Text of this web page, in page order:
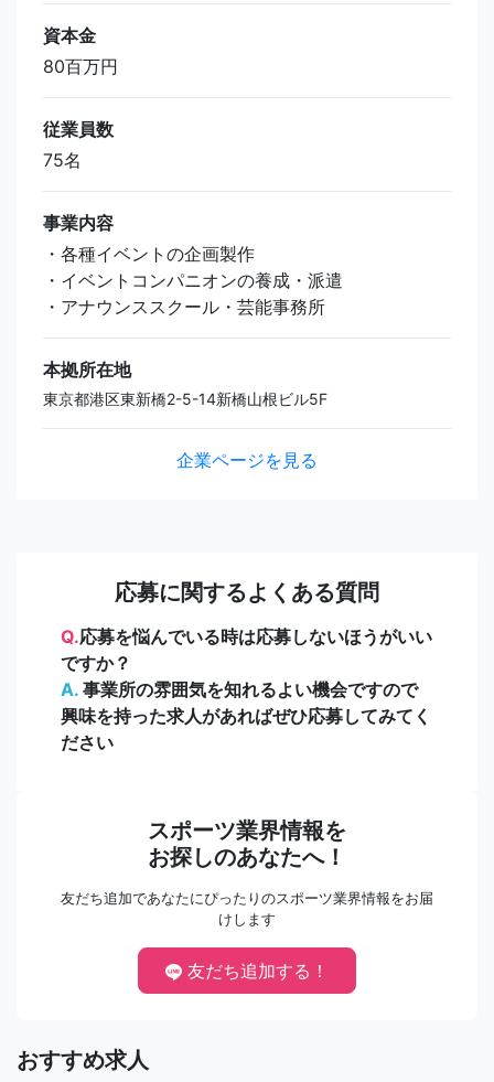
資本金
80百万円
従業員数
75名
事業内容
・各種イベントの企画製作
・イベントコンパニオンの養成・派遣
・アナウンススクール・芸能事務所
本拠所在地
東京都港区東新橋2-5-14新橋山根ビル5F
企業ページを見る
応募に関するよくある質問
Q.応募を悩んでいる時は応募しないほうがいい
ですか？
A. 事業所の雰囲気を知れるよい機会ですので
興味を持った求人があればぜひ応募してみてく
ださい
スポーツ業界情報を
お探しのあなたへ！
友だち追加であなたにぴったりのスポーツ業界情報をお届
けします
友だち追加する！
おすすめ求人